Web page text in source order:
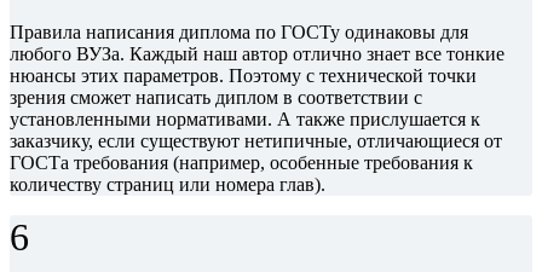
Правила написания диплома по ГОСТу одинаковы для
любого ВУЗа. Каждый наш автор отлично знает все тонкие
нюансы этих параметров. Поэтому с технической точки
зрения сможет написать диплом в соответствии с
установленными нормативами. А также прислушается к
заказчику, если существуют нетипичные, отличающиеся от
ГОСТа требования (например, особенные требования к
количеству страниц или номера глав).
6